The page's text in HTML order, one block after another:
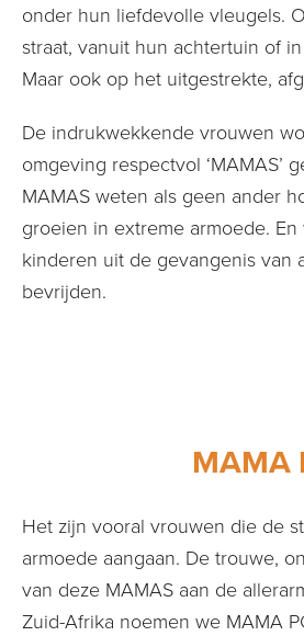
onder hun liefdevolle vleugels.
straat, vanuit hun achtertuin of
Maar ook op het uitgestrekte,
De indrukwekkende vrouwen
omgeving respectvol ‘MAMAS’
MAMAS weten als geen ander
groeien in extreme armoede.
kinderen uit de gevangenis van
bevrijden.
MAMA
Het zijn vooral vrouwen die de
armoede aangaan. De trouwe,
van deze MAMAS aan de
Zuid-Afrika noemen we MAMA